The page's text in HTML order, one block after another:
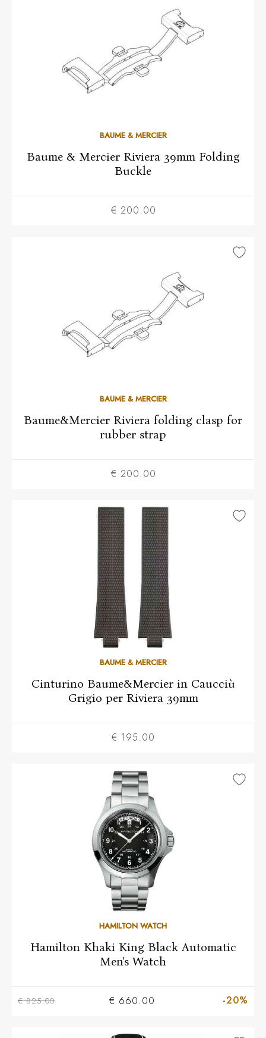
BAUME & MERCIER
Baume & Mercier Riviera 39mm Folding
Buckle
€ 200.00
BAUME & MERCIER
Baume&Mercier Riviera folding clasp for
rubber strap
€ 200.00
BAUME & MERCIER
Cinturino Baume&Mercier in Caucciù
Grigio per Riviera 39mm
€ 195.00
HAMILTON WATCH
Hamilton Khaki King Black Automatic
Men's Watch
€ 825.00 € 660.00 -20%